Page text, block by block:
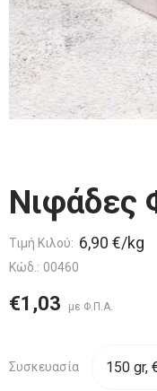
Νιφάδες
Τιμή Κιλού: 6,90 €/kg
Κώδ.: 00460
€1,03
Συσκευασία